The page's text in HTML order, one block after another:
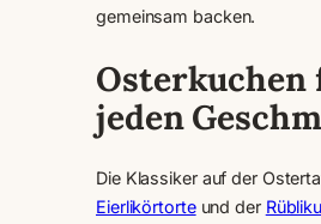
gemeinsam backen.
Osterkuchen
jeden
Die Klassiker auf der
Eierlikörtorteund der